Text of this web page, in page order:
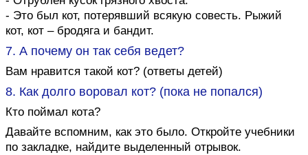
- Это был кот, потерявший всякую совесть. Рыжий
кот, кот – бродяга и бандит.
7. А почему он так себя ведет?
Вам нравится такой кот? (ответы детей)
8. Как долго воровал кот? (пока не попался)
Кто поймал кота?
Давайте вспомним, как это было. Откройте учебники
по закладке, найдите выделенный отрывок.